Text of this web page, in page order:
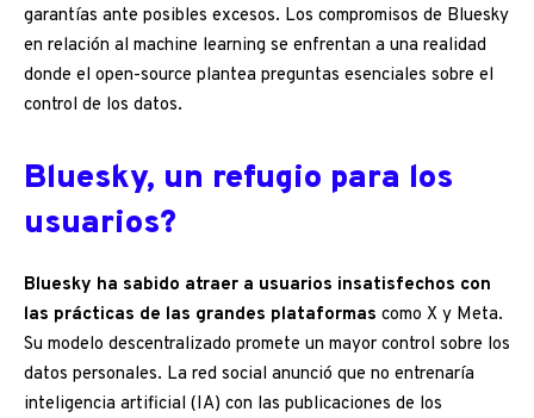
garantías ante posibles excesos. Los compromisos de Bluesky
en relación al machine learning se enfrentan a una realidad
donde el open-source plantea preguntas esenciales sobre el
control de los datos.
Bluesky, un refugio para los
usuarios?
Bluesky ha sabido atraer a usuarios insatisfechos con
las prácticas de las grandes plataformas como X y Meta.
Su modelo descentralizado promete un mayor control sobre los
datos personales. La red social anunció que no entrenaría
inteligencia artificial (IA) con las publicaciones de los